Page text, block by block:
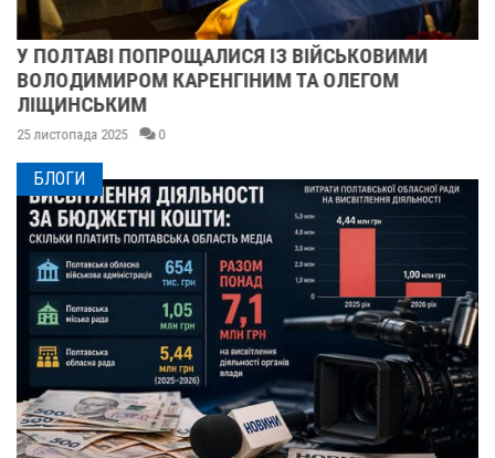
У ПОЛТАВІ ПОПРОЩАЛИСЯ ІЗ ВІЙСЬКОВИМИ
ВОЛОДИМИРОМ КАРЕНГІНИМ ТА ОЛЕГОМ
ЛІЩИНСЬКИМ
25 листопада 2025 0
БЛОГИ